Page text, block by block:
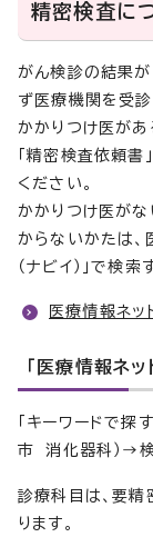
精密検査に
がん検診の結果が
ず医療機関を受診
かかりつけ医があ
「精密検査依頼書
ください。
かかりつけ医が
からないかたは、
（ナビイ）」で検索
医療情報ネッ
「医療情報ネッ
「キーワードで探
市 消化器科）→
診療科目は、要
ります。